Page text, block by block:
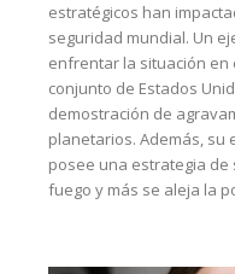
estratégicos han
seguridad mundial. Un
enfrentar la situación en
conjunto de Estados
demostración de
planetarios. Además, su
posee una estrategia
fuego y más se aleja la